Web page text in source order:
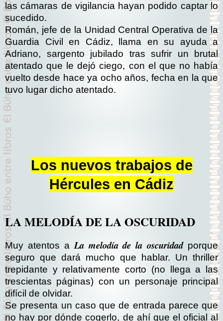
las cámaras de vigilancia hayan podido captar lo
sucedido.
Román, jefe de la Unidad Central Operativa de la
Guardia Civil en Cádiz, llama en su ayuda a
Adriano, sargento jubilado tras sufrir un brutal
atentado que le dejó ciego, con el que no había
vuelto desde hace ya ocho años, fecha en la que
tuvo lugar dicho atentado.
Los nuevos trabajos de
Hércules en Cádiz
LA MELODÍA DE LA OSCURIDAD
Muy atentos a La melodía de la oscuridadporque
seguro que dará mucho que hablar. Un thriller
trepidante y relativamente corto (no llega a las
trescientas páginas) con un personaje principal
difícil de olvidar.
Se presenta un caso que de entrada parece que
no hay por dónde cogerlo, de ahí que el oficial al